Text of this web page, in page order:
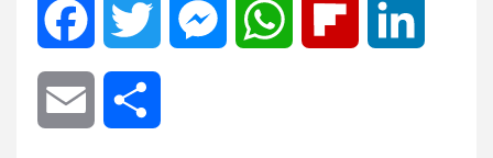
Facebook Twitter MessengerWhatsApp Flipboard
Email